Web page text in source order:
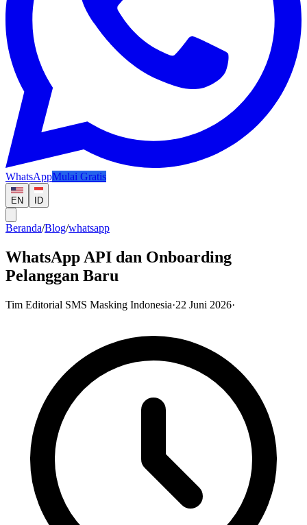
WhatsAppMulai Gratis
EN ID
Beranda/Blog/whatsapp
WhatsApp API dan Onboarding
Pelanggan Baru
Tim Editorial SMS Masking Indonesia·22 Juni 2026·